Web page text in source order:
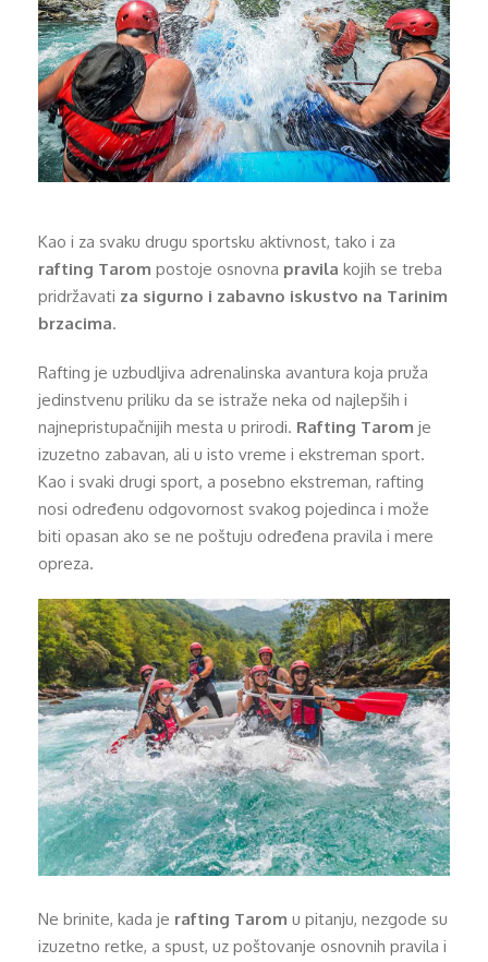
Kao i za svaku drugu sportsku aktivnost, tako i za
rafting Tarom postoje osnovna pravila kojih se treba
pridržavati za sigurno i zabavno iskustvo na Tarinim
brzacima.
Rafting je uzbudljiva adrenalinska avantura koja pruža
jedinstvenu priliku da se istraže neka od najlepših i
najnepristupačnijih mesta u prirodi. Rafting Tarom je
izuzetno zabavan, ali u isto vreme i ekstreman sport.
Kao i svaki drugi sport, a posebno ekstreman, rafting
nosi određenu odgovornost svakog pojedinca i može
biti opasan ako se ne poštuju određena pravila i mere
opreza.
Ne brinite, kada je rafting Tarom u pitanju, nezgode su
izuzetno retke, a spust, uz poštovanje osnovnih pravila i